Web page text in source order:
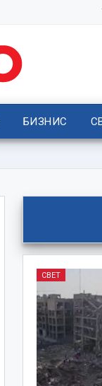
БИЗНИС
СВЕТ